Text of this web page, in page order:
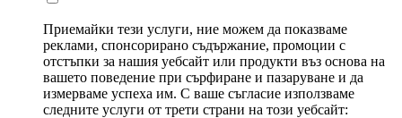
Приемайки тези услуги, ние можем да показваме
реклами, спонсорирано съдържание, промоции с
отстъпки за нашия уебсайт или продукти въз основа на
вашето поведение при сърфиране и пазаруване и да
измерваме успеха им. С ваше съгласие използваме
следните услуги от трети страни на този уебсайт: